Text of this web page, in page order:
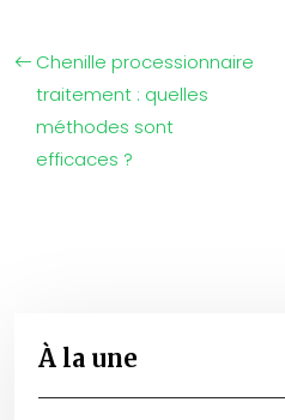
Chenille processionnaire
traitement : quelles
méthodes sont
efficaces ?
À la une